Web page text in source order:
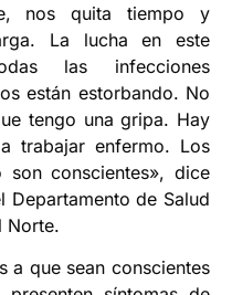
nos quita tiempo y
La lucha en este
las infecciones
están estorbando. No
tengo una gripa. Hay
trabajar enfermo. Los
conscientes», dice
Departamento de Salud
Norte.
a que sean conscientes